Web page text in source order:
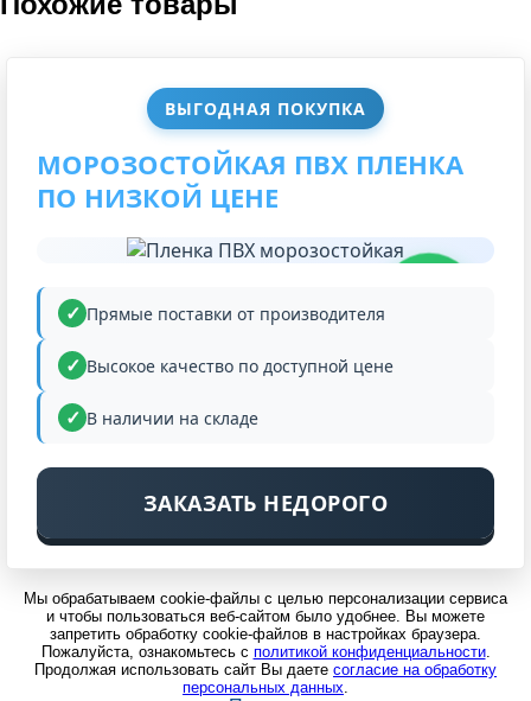
ВЫГОДНАЯ ПОКУПКА
МОРОЗОСТОЙКАЯ ПВХ ПЛЕНКА
ПО НИЗКОЙ ЦЕНЕ
Прямые поставки от производителя
Высокое качество по доступной цене
В наличии на складе
ЗАКАЗАТЬ НЕДОРОГО
Мы обрабатываем cookie-файлы с целью персонализации сервиса
и чтобы пользоваться веб-сайтом было удобнее. Вы можете
запретить обработку cookie-файлов в настройках браузера.
Пожалуйста, ознакомьтесь с политикой конфиденциальности.
Продолжая использовать сайт Вы даете согласие на обработку
персональных данных.